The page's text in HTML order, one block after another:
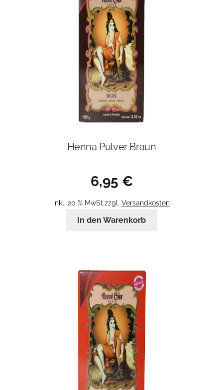
Henna Pulver Braun
6,95 €
inkl. 20 % MwSt.zzgl. Versandkosten
In den Warenkorb